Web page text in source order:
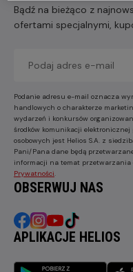
Bądź na bieżąco z
ofertami specjalnymi,
Podanie adresu e-mail oznacza
handlowych o charakterze
wydarzeń i konkursów
środków komunikacji
osobowych jest Helios S.A. z
Pani/Pana dane będą
informacji na temat
Prywatności
OBSERWUJ NAS
APLIKACJE HELIOS